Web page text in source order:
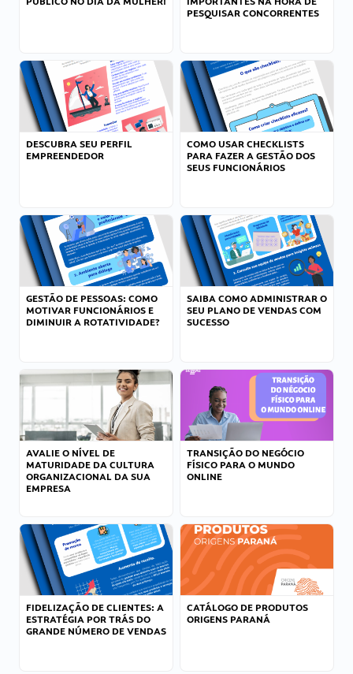
PESQUISAR CONCORRENTES
DESCUBRA SEU PERFIL
EMPREENDEDOR
COMO USAR CHECKLISTS
PARA FAZER A GESTÃO DOS
SEUS FUNCIONÁRIOS
GESTÃO DE PESSOAS: COMO
MOTIVAR FUNCIONÁRIOS E
DIMINUIR A ROTATIVIDADE?
SAIBA COMO ADMINISTRAR O
SEU PLANO DE VENDAS COM
SUCESSO
AVALIE O NÍVEL DE
MATURIDADE DA CULTURA
ORGANIZACIONAL DA SUA
EMPRESA
TRANSIÇÃO DO NEGÓCIO
FÍSICO PARA O MUNDO
ONLINE
FIDELIZAÇÃO DE CLIENTES: A
ESTRATÉGIA POR TRÁS DO
GRANDE NÚMERO DE VENDAS
CATÁLOGO DE PRODUTOS
ORIGENS PARANÁ